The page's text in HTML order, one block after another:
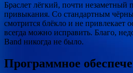
Браслет лёгкий, почти незаметный
привыкания. Со стандартным
смотрится блёкло и не привлекает
всегда можно исправить. Благо,
Band никогда не было.
Программное